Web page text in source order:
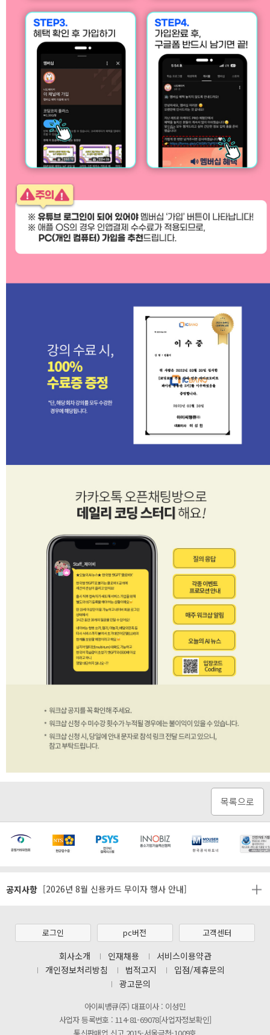
목록으로
공지사항 [2026년 8월 신용카드 무이자 행사 안내]
[마일리지 적립 및 사용 정책 개편 안내]
[2026년 8월 신용카드 무이자 행사 안내]
제31기 정기주주총회 소집통지서
로그인 pc버전 고객센터
회사소개 인재채용
서비스이용약관
개인정보처리방침
법적고지
입점/제휴문의
광고문의
아이씨뱅큐(주) 대표이사 : 이성민
사업자 등록번호 : 114-81-69078[사업자정보확인]